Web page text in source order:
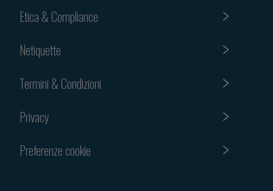
Etica & Compliance
Netiquette
Termini & Condizioni
Privacy
Preferenze cookie